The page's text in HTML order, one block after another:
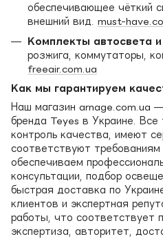
обеспечивающее чёткий
внешний вид. must-
Комплекты автосвета
розжига, коммутаторы,
freeair.com.ua
Как мы гарантируем
Наш магазин arnage.com.ua
бренда Teyes в Украине. Все
контроль качества, имеют
соответствуют
обеспечиваем
консультации, подбор
быстрая доставка по
клиентов и экспертная
работы, что соответствует
экспертиза, авторитет,